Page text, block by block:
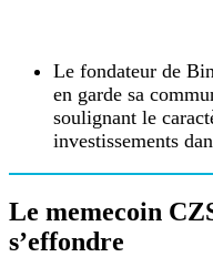
Le fondateur de
en garde sa
soulignant le
investissements
Le memecoin
s’effondre